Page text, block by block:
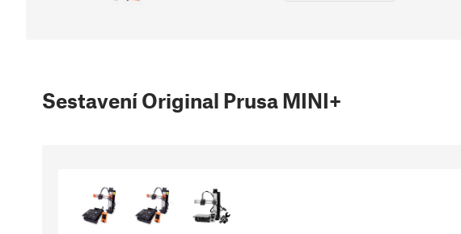
Sestavení Original Prusa MINI+